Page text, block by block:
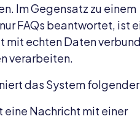
Im Gegensatz zu einem
FAQs beantwortet, ist
mit echten Daten
verarbeiten.
das System
eine Nachricht mit einer